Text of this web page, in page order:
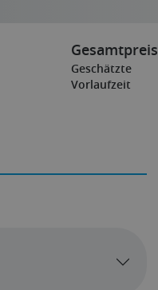
Gesamtpreis
Geschätzte
Vorlaufzeit